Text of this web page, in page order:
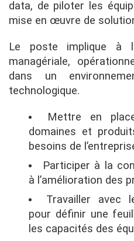
data, de piloter les
mise en œuvre de
Le poste implique à
managériale,
dans un
technologique.
Mettre en
domaines et
besoins de
Participer à la
à l’amélioration des
Travailler avec
pour définir une
les capacités des